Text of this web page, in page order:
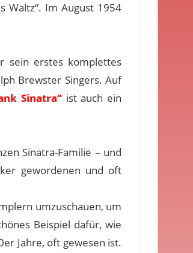
Waltz“. Im August 1954
sein erstes komplettes
Brewster Singers. Auf
Sinatra“ist auch ein
Sinatra-Familie – und
gewordenen und oft
umzuschauen, um
Beispiel dafür, wie
Jahre, oft gewesen ist.